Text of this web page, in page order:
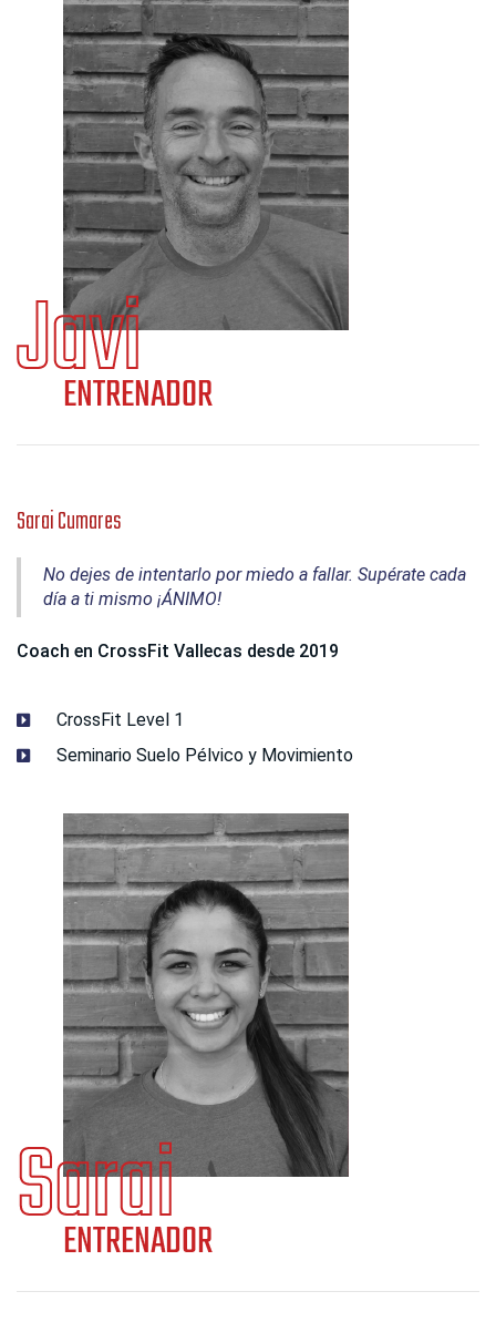
Sarai Cumares
No dejes de intentarlo por miedo a fallar. Supérate cada
día a ti mismo ¡ÁNIMO!
Coach en CrossFit Vallecas desde 2019
CrossFit Level 1
Seminario Suelo Pélvico y Movimiento